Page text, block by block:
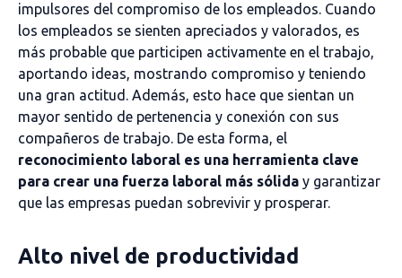
impulsores del compromiso de los empleados. Cuando
los empleados se sienten apreciados y valorados, es
más probable que participen activamente en el trabajo,
aportando ideas, mostrando compromiso y teniendo
una gran actitud. Además, esto hace que sientan un
mayor sentido de pertenencia y conexión con sus
compañeros de trabajo. De esta forma, el
reconocimiento laboral es una herramienta clave
para crear una fuerza laboral más sólida y garantizar
que las empresas puedan sobrevivir y prosperar.
Alto nivel de productividad